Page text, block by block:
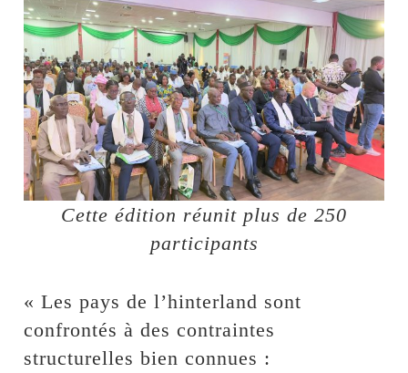
Cette édition réunit plus de 250
participants
« Les pays de l’hinterland sont
confrontés à des contraintes
structurelles bien connues :